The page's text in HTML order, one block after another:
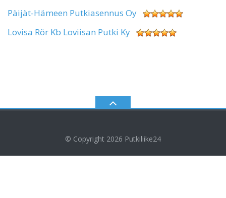
Päijät-Hämeen Putkiasennus Oy
Lovisa Rör Kb Loviisan Putki Ky
© Copyright 2026 Putkiliike24